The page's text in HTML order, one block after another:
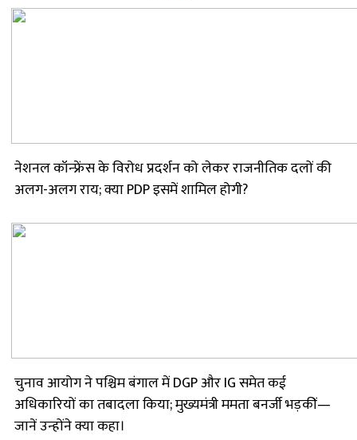
नेशनल कॉन्फ्रेंस के विरोध प्रदर्शन को लेकर राजनीतिक दलों की
अलग-अलग राय; क्या PDP इसमें शामिल होगी?
चुनाव आयोग ने पश्चिम बंगाल में DGP और IG समेत कई
अधिकारियों का तबादला किया; मुख्यमंत्री ममता बनर्जी भड़कीं—
जानें उन्होंने क्या कहा।